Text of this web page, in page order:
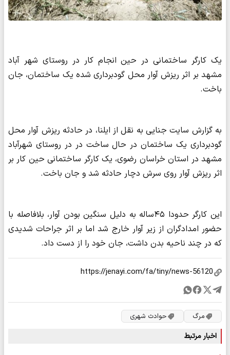
یک کارگر ساختمانی در حین انجام کار در روستای شهر آباد
مشهد بر اثر ریزش آوار محل گودبرداری شده یک ساختمان، جان
باخت.
به گزارش سایت جنایی به نقل از ایلنا، در حادثه ریزش آوار محل
گودبرداری یک ساختمان در حال ساخت در در روستای شهرآباد
مشهد در استان خراسان رضوی، یک کارگر ساختمانی حین کار بر
اثر ریزش آوار روی سرش دچار حادثه شد و جان باخت.
این کارگر حدودا ۴۵ساله به دلیل سنگین بودن آوار، بلافاصله با
حضور امدادگران از زیر آوار خارج شد اما بر اثر جراحات شدیدی
که در چند ناحیه بدن داشت، جان خود را از دست داد.
مرگ حوادث شهری
اخبار مرتبط